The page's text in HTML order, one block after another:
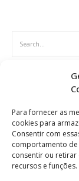
Para fornecer as
cookies para
Consentir com
comportamento de
consentir ou
recursos e funções.
ÚLTIMAS NOTÍCIAS
Agosto 5,
Agosto 5,